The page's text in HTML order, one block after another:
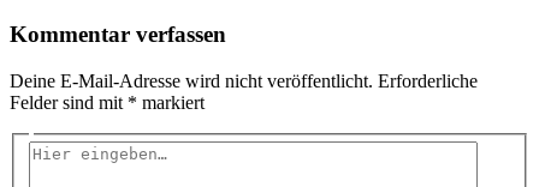
Kommentar verfassen
Deine E-Mail-Adresse wird nicht veröffentlicht. Erforderliche
Felder sind mit * markiert
Hier